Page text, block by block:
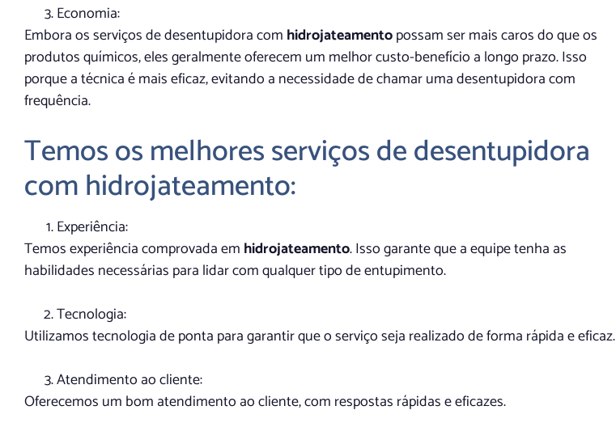
Economia:
Embora os serviços de desentupidora com hidrojateamentopossam ser mais caros do que os
produtos químicos, eles geralmente oferecem um melhor custo-benefício a longo prazo. Isso
porque a técnica é mais eficaz, evitando a necessidade de chamar uma desentupidora com
frequência.
Temos os melhores serviços de desentupidora
com hidrojateamento:
Experiência:
Temos experiência comprovada em hidrojateamento. Isso garante que a equipe tenha as
habilidades necessárias para lidar com qualquer tipo de entupimento.
Tecnologia:
Utilizamos tecnologia de ponta para garantir que o serviço seja realizado de forma rápida e eficaz.
Atendimento ao cliente:
Oferecemos um bom atendimento ao cliente, com respostas rápidas e eficazes.